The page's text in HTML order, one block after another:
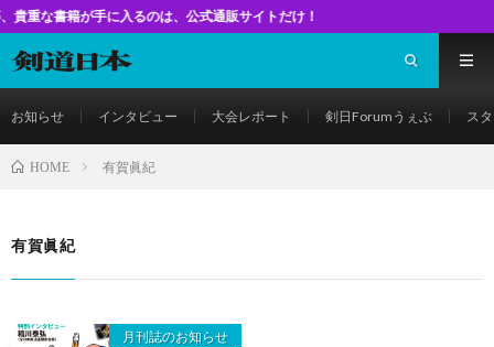
手に入るのは、公式通販サイトだけ！
お知らせ インタビュー 大会レポート 剣日Forumうぇぶ ス
HOME 有賀眞紀
有賀眞紀
月刊誌のお知らせ